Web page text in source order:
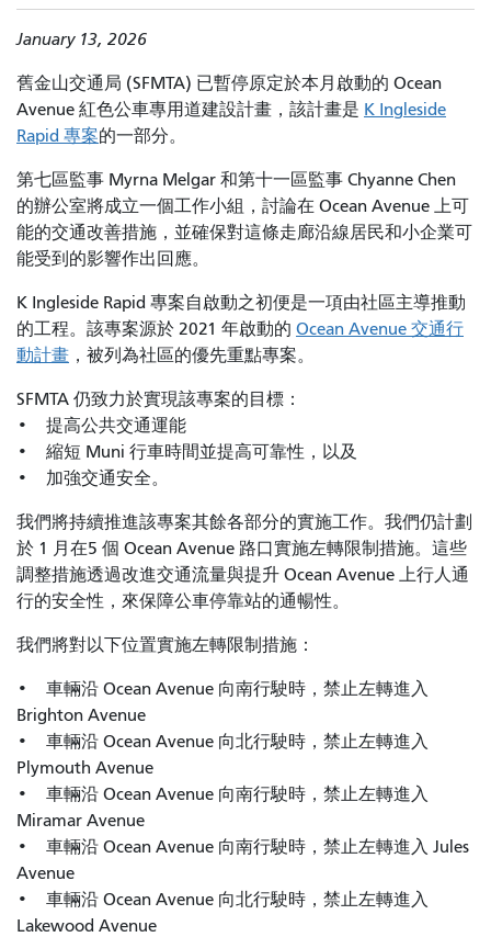
January 13, 2026
舊金山交通局 (SFMTA) 已暫停原定於本月啟動的 Ocean
Avenue 紅色公車專用道建設計畫，該計畫是 K Ingleside
Rapid 專案的一部分。
第七區監事 Myrna Melgar 和第十一區監事 Chyanne Chen
的辦公室將成立一個工作小組，討論在 Ocean Avenue 上可
能的交通改善措施，並確保對這條走廊沿線居民和小企業可
能受到的影響作出回應。
K Ingleside Rapid 專案自啟動之初便是一項由社區主導推動
的工程。該專案源於 2021 年啟動的 Ocean Avenue 交通行
動計畫 ，被列為社區的優先重點專案。
SFMTA 仍致力於實現該專案的目標：
• 提高公共交通運能
• 縮短 Muni 行車時間並提高可靠性，以及
• 加強交通安全。
我們將持續推進該專案其餘各部分的實施工作。我們仍計劃
於 1 月在5 個 Ocean Avenue 路口實施左轉限制措施。這些
調整措施透過改進交通流量與提升 Ocean Avenue 上行人通
行的安全性，來保障公車停靠站的通暢性。
我們將對以下位置實施左轉限制措施：
• 車輛沿 Ocean Avenue 向南行駛時，禁止左轉進入
Brighton Avenue
• 車輛沿 Ocean Avenue 向北行駛時，禁止左轉進入
Plymouth Avenue
• 車輛沿 Ocean Avenue 向南行駛時，禁止左轉進入
Miramar Avenue
• 車輛沿 Ocean Avenue 向南行駛時，禁止左轉進入 Jules
Avenue
• 車輛沿 Ocean Avenue 向北行駛時，禁止左轉進入
Lakewood Avenue